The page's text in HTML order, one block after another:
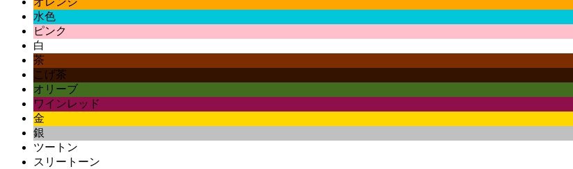
水色
ピンク
白
茶
こげ茶
オリーブ
ワインレッド
金
銀
ツートン
スリートーン